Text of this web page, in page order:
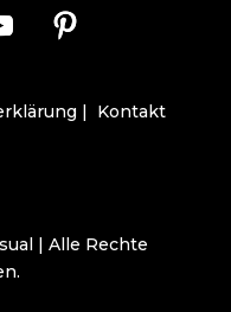
| Kontakt
| Alle Rechte